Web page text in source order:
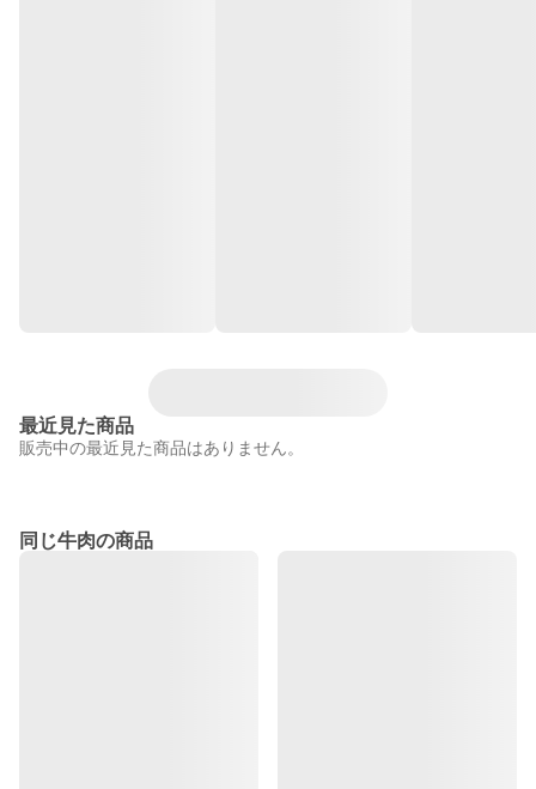
最近見た商品
販売中の最近見た商品はありません。
同じ牛肉の商品